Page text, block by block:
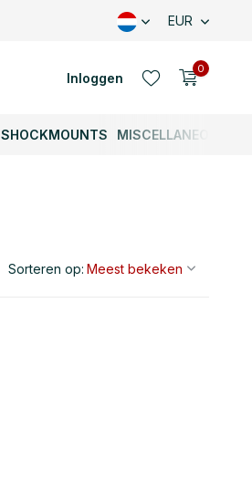
EUR
Inloggen
0
SHOCKMOUNTS MISCELLANEOUS
Sorteren op: